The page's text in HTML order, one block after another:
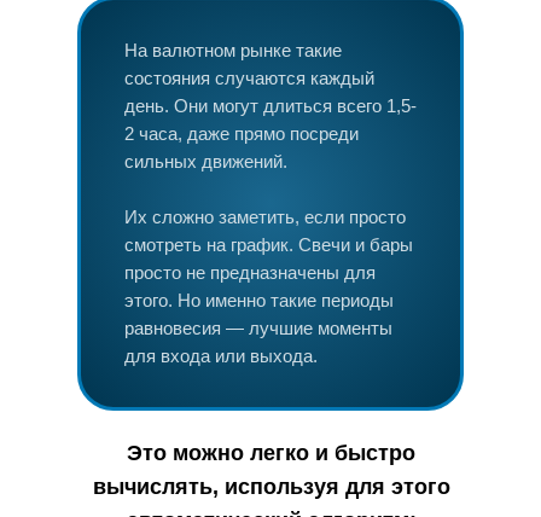
На валютном рынке такие
состояния случаются каждый
день. Они могут длиться всего 1,5-
2 часа, даже прямо посреди
сильных движений.
Их сложно заметить, если просто
смотреть на график. Свечи и бары
просто не предназначены для
этого. Но именно такие периоды
равновесия — лучшие моменты
для входа или выхода.
Это можно легко и быстро
вычислять, используя для этого